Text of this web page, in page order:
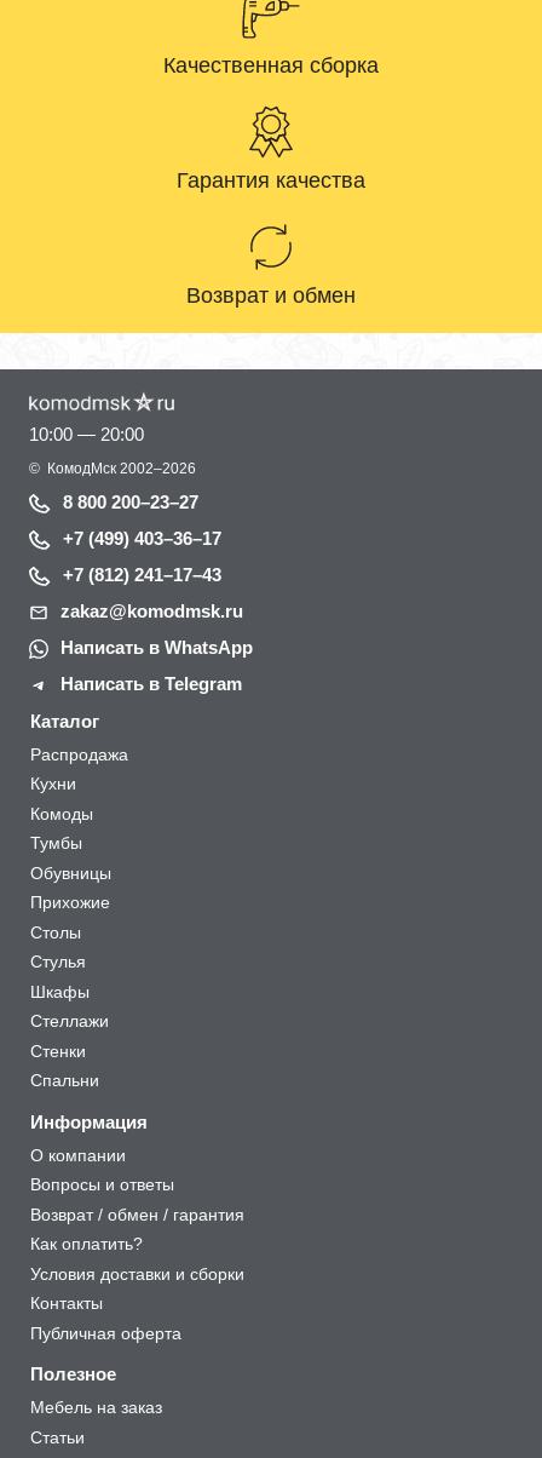
Качественная сборка
Гарантия качества
Возврат и обмен
10:00 — 20:00
© КомодМск 2002–2026
8 800 200–23–27
+7 (499) 403–36–17
+7 (812) 241–17–43
zakaz@komodmsk.ru
Написать в WhatsApp
Написать в Telegram
Каталог
Распродажа
Кухни
Комоды
Тумбы
Обувницы
Прихожие
Столы
Стулья
Шкафы
Стеллажи
Стенки
Спальни
Информация
О компании
Вопросы и ответы
Возврат / обмен / гарантия
Как оплатить?
Условия доставки и сборки
Контакты
Публичная оферта
Полезное
Мебель на заказ
Статьи